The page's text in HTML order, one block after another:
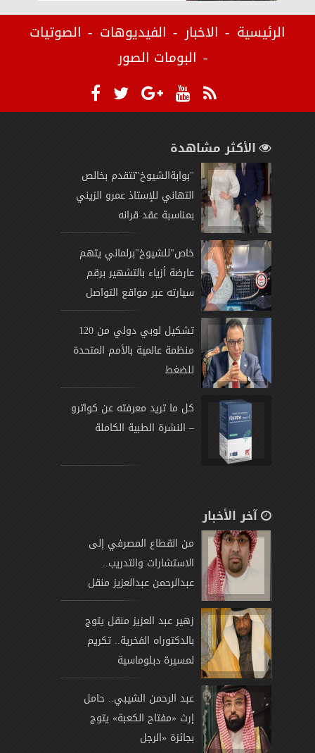
الرئيسية الاخبار الفيديوهات
الصوتيات
البومات الصور
الأكثر مشاهدة
"بوابةالشيوخ"تتقدم بخالص
التهاني للإستاذ عمرو الزيني
بمناسبة عقد قرانه
خاص"للشيوخ"برلماني يتهم
عارضة أزياء بالتشهير برقم
سيارته عبر مواقع التواصل
تشكيل لوبي دولي من 120
منظمة عالمية بالأمم المتحدة
للضغط
كل ما تريد معرفته عن كواترو
– النشرة الطبية الكاملة
آخر الأخبار
من القطاع المصرفي إلى
الاستشارات والتدريب..
عبدالرحمن عبدالعزيز منقل
زهير عبد العزيز منقل يتوج
بالدكتوراه الفخرية.. تكريم
لمسيرة دبلوماسية
عبد الرحمن الشيبي.. حامل
إرث «مفتاح الكعبة» يتوج
بجائزة «الرجل